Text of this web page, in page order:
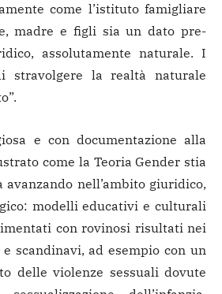
come l’istituto famigliare
madre e figli sia un dato pre-
assolutamente naturale. I
stravolgere la realtà naturale
e con documentazione alla
come la Teoria Gender stia
nell’ambito giuridico,
modelli educativi e culturali
con rovinosi risultati nei
scandinavi, ad esempio con un
delle violenze sessuali dovute